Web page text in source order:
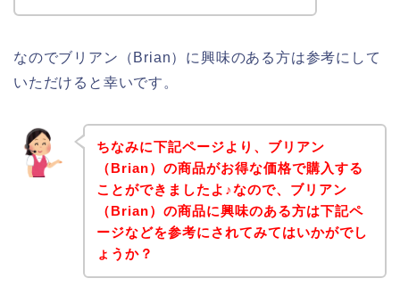
なのでブリアン（Brian）に興味のある方は参考にして
いただけると幸いです。
ちなみに下記ページより、ブリアン
（Brian）の商品がお得な価格で購入する
ことができましたよ♪なので、ブリアン
（Brian）の商品に興味のある方は下記ペ
ージなどを参考にされてみてはいかがでし
ょうか？